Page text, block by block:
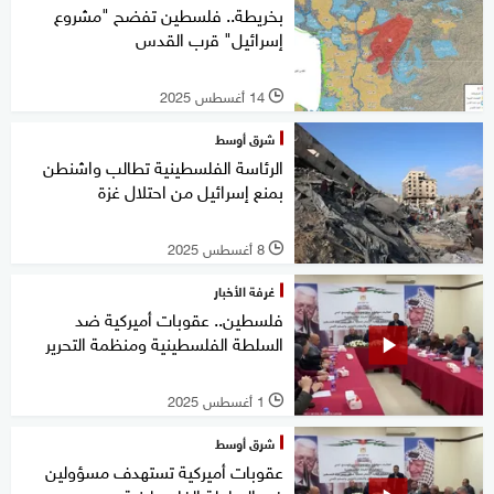
بخريطة.. فلسطين تفضح "مشروع
إسرائيل" قرب القدس
l 14 أغسطس 2025
شرق أوسط
الرئاسة الفلسطينية تطالب واشنطن
بمنع إسرائيل من احتلال غزة
l 8 أغسطس 2025
غرفة الأخبار
فلسطين.. عقوبات أميركية ضد
السلطة الفلسطينية ومنظمة التحرير
l 1 أغسطس 2025
شرق أوسط
عقوبات أميركية تستهدف مسؤولين